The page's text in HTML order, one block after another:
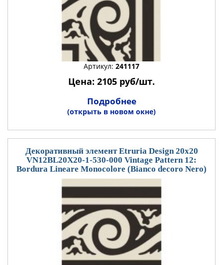
Артикул: 241117
Цена: 2105 руб/шт.
Подробнее
(открыть в новом окне)
Декоративный элемент Etruria Design 20x20
VN12BL20X20-1-530-000 Vintage Pattern 12:
Bordura Lineare Monocolore (Bianco decoro Nero)